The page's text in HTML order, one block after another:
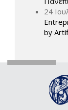
24
by